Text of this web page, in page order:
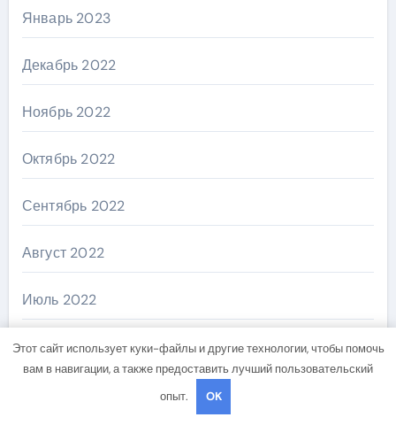
Январь 2023
Декабрь 2022
Ноябрь 2022
Октябрь 2022
Сентябрь 2022
Август 2022
Июль 2022
Июнь 2022
Этот сайт использует куки-файлы и другие технологии, чтобы помочь
вам в навигации, а также предоставить лучший пользовательский
опыт.
OK